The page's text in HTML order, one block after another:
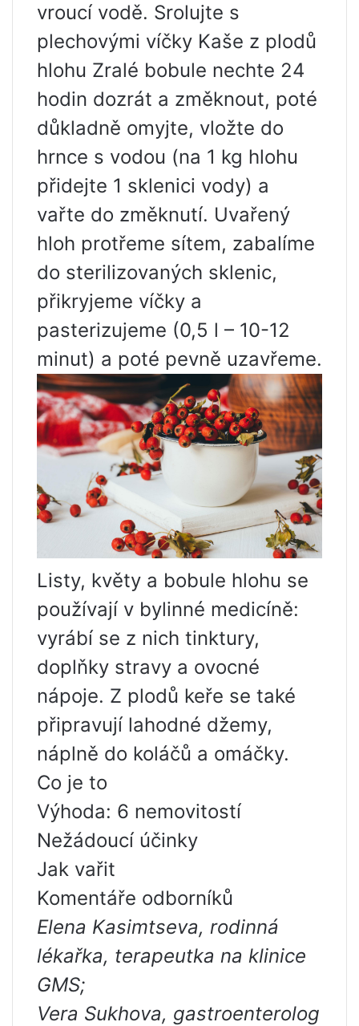
vroucí vodě. Srolujte s
plechovými víčky Kaše z plodů
hlohu Zralé bobule nechte 24
hodin dozrát a změknout, poté
důkladně omyjte, vložte do
hrnce s vodou (na 1 kg hlohu
přidejte 1 sklenici vody) a
vařte do změknutí. Uvařený
hloh protřeme sítem, zabalíme
do sterilizovaných sklenic,
přikryjeme víčky a
pasterizujeme (0,5 l – 10-12
minut) a poté pevně uzavřeme.
Listy, květy a bobule hlohu se
používají v bylinné medicíně:
vyrábí se z nich tinktury,
doplňky stravy a ovocné
nápoje. Z plodů keře se také
připravují lahodné džemy,
náplně do koláčů a omáčky.
Co je to
Výhoda: 6 nemovitostí
Nežádoucí účinky
Jak vařit
Komentáře odborníků
Elena Kasimtseva, rodinná
lékařka, terapeutka na klinice
GMS;
Vera Sukhova, gastroenterolog